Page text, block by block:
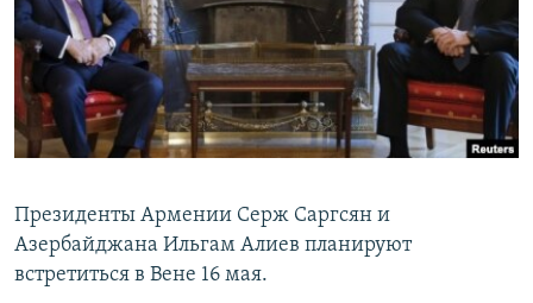
ПОБЕДИТЕЛЕЙ НЕ СУДЯТ?
КРЫМ.НЕПОКОРЕННЫЙ
ELIFBE
УКРАИНСКАЯ ПРОБЛЕМА КРЫМА
ПРИСОЕДИНЯЙТЕСЬ!
Президенты Армении Серж Саргсян и
Азербайджана Ильгам Алиев планируют
встретиться в Вене 16 мая.